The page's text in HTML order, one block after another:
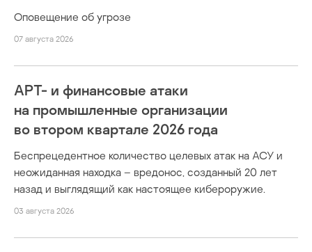
Оповещение об угрозе
07 августа 2026
APT- и финансовые атаки
на промышленные организации
во втором квартале 2026 года
Беспрецедентное количество целевых атак на АСУ и
неожиданная находка – вредонос, созданный 20 лет
назад и выглядящий как настоящее кибероружие.
03 августа 2026